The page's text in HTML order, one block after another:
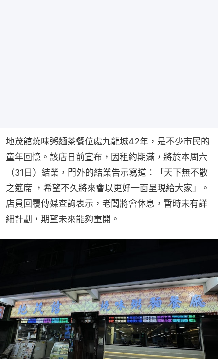
地茂館燒味粥麵茶餐位處九龍城42年，是不少市民的
童年回憶。該店日前宣布，因租約期滿，將於本周六
（31日）結業，門外的結業告示寫道：「天下無不散
之筵席 ，希望不久將來會以更好一面呈現給大家」。
店員回覆傳媒查詢表示，老闆將會休息，暫時未有詳
細計劃，期望未來能夠重開。